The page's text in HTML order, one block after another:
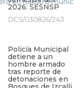
2026: SESNSP
DCS/030826/243
Policía Municipal
detiene a un
hombre armado
tras reporte de
detonaciones en